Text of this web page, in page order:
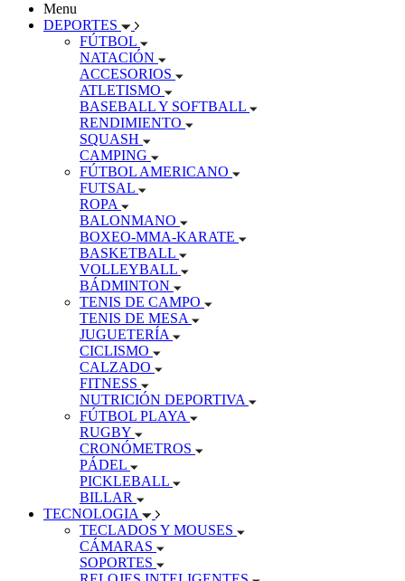
Menu
DEPORTES
FÚTBOL
NATACIÓN
ACCESORIOS
ATLETISMO
BASEBALL Y SOFTBALL
RENDIMIENTO
SQUASH
CAMPING
FÚTBOL AMERICANO
FUTSAL
ROPA
BALONMANO
BOXEO-MMA-KARATE
BASKETBALL
VOLLEYBALL
BÁDMINTON
TENIS DE CAMPO
TENIS DE MESA
JUGUETERÍA
CICLISMO
CALZADO
FITNESS
NUTRICIÓN DEPORTIVA
FÚTBOL PLAYA
RUGBY
CRONÓMETROS
PÁDEL
PICKLEBALL
BILLAR
TECNOLOGIA
TECLADOS Y MOUSES
CÁMARAS
SOPORTES